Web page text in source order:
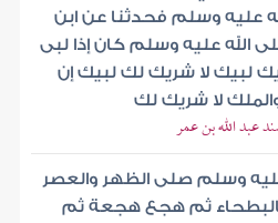
عليه وسلم فحدثنا عن ابن
الله عليه وسلم كان إذا لبى
لبيك لا شريك لك لبيك إن
لا شريك لك
عبد الله بن عمر
وسلم صلى الظهر والعصر
ثم هجع هجعة ثم